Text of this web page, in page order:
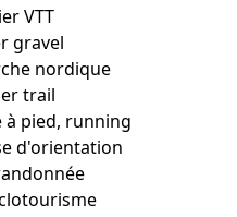
VTT
gravel
nordique
trail
à pied, running
d'orientation